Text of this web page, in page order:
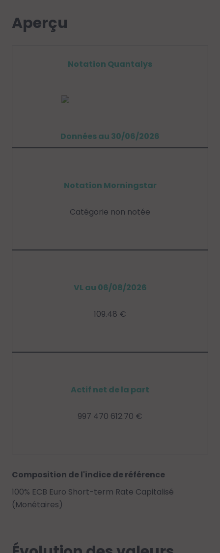
Aperçu
Notation Quantalys
Données au 30/06/2026
Notation Morningstar
Catégorie non notée
VL au 06/08/2026
109.48 €
Actif net de la part
997 470 612.70 €
Composition de l'indice de référence
100% ECB Euro Short-term Rate Capitalisé
(Monétaires)